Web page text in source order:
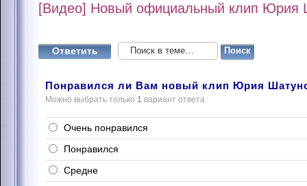
[Видео] Новый официальный клип Юрия
Ответить
Понравился ли Вам новый клип Юрия
Можно выбрать только 1 вариант ответа
Очень понравился
Понравился
Средне